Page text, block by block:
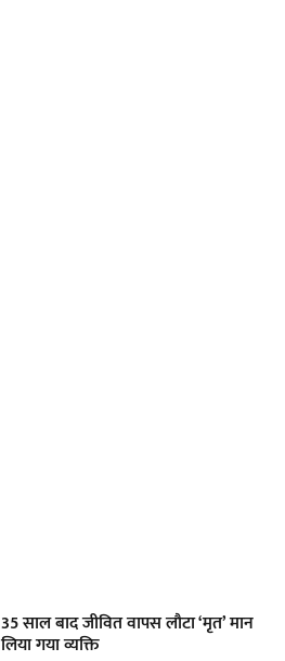
35 साल बाद जीवित वापस लौटा ‘मृत’ मान
लिया गया व्यक्ति